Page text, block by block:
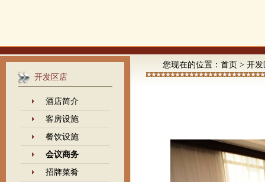
开发区店
酒店简介
客房设施
餐饮设施
会议商务
招牌菜肴
您现在的位置： 首页 > 开发